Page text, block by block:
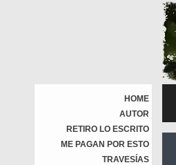
HOME
AUTOR
RETIRO LO ESCRITO
ME PAGAN POR ESTO
TRAVESÍAS